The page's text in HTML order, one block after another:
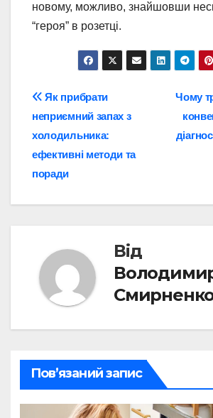
новому, можливо, знайшовши
“героя” в розетці.
Навігація
записів
Чому
Як прибрати
неприємний запах з
холодильника:
ефективні методи та
поради
Від
Пов’язаний запис